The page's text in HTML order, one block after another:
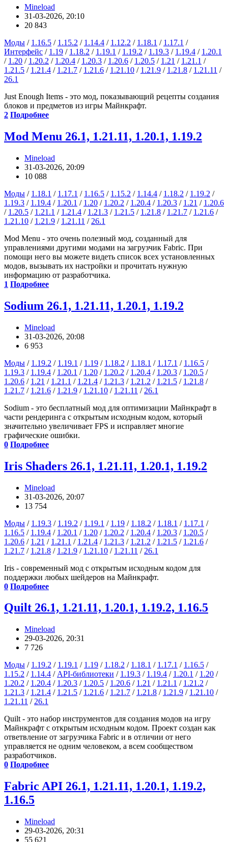
Mineload
31-03-2026, 20:10
20 843
Моды / 1.16.5 / 1.15.2 / 1.14.4 / 1.12.2 / 1.18.1 / 1.17.1 /
Интерфейс / 1.19 / 1.18.2 / 1.19.1 / 1.19.2 / 1.19.3 / 1.19.4 / 1.20.1
/ 1.20 / 1.20.2 / 1.20.4 / 1.20.3 / 1.20.6 / 1.20.5 / 1.21 / 1.21.1 /
1.21.5 / 1.21.4 / 1.21.7 / 1.21.6 / 1.21.10 / 1.21.9 / 1.21.8 / 1.21.11 /
26.1
Just Enough Items - это мод, показывающий рецепты создания
блоков и предметов из игры Майнкрафт.
2 Подробнее
Mod Menu 26.1, 1.21.11, 1.20.1, 1.19.2
Mineload
31-03-2026, 20:09
10 088
Моды / 1.18.1 / 1.17.1 / 1.16.5 / 1.15.2 / 1.14.4 / 1.18.2 / 1.19.2 /
1.19.3 / 1.19.4 / 1.20.1 / 1.20 / 1.20.2 / 1.20.4 / 1.20.3 / 1.21 / 1.20.6
/ 1.20.5 / 1.21.1 / 1.21.4 / 1.21.3 / 1.21.5 / 1.21.8 / 1.21.7 / 1.21.6 /
1.21.10 / 1.21.9 / 1.21.11 / 26.1
Mod Menu - это очень полезный мод, созданный для
управлениями другими модами на загрузчик Fabric. При
помощи него вы можете видеть список всех установленных
модов, вызывать их настройки и прочитать нужную
информацию от разработчика.
1 Подробнее
Sodium 26.1, 1.21.11, 1.20.1, 1.19.2
Mineload
31-03-2026, 20:08
6 953
Моды / 1.19.2 / 1.19.1 / 1.19 / 1.18.2 / 1.18.1 / 1.17.1 / 1.16.5 /
1.19.3 / 1.19.4 / 1.20.1 / 1.20 / 1.20.2 / 1.20.4 / 1.20.3 / 1.20.5 /
1.20.6 / 1.21 / 1.21.1 / 1.21.4 / 1.21.3 / 1.21.2 / 1.21.5 / 1.21.8 /
1.21.7 / 1.21.6 / 1.21.9 / 1.21.10 / 1.21.11 / 26.1
Sodium - это бесплатный мод для оптимизации Майнкрафт в
части рендеринга с открытым исходным кодом, который
значительно увеличивает FPS и исправляет многие
графические ошибки.
0 Подробнее
Iris Shaders 26.1, 1.21.11, 1.20.1, 1.19.2
Mineload
31-03-2026, 20:07
13 754
Моды / 1.19.3 / 1.19.2 / 1.19.1 / 1.19 / 1.18.2 / 1.18.1 / 1.17.1 /
1.16.5 / 1.19.4 / 1.20.1 / 1.20 / 1.20.2 / 1.20.4 / 1.20.3 / 1.20.5 /
1.20.6 / 1.21 / 1.21.1 / 1.21.4 / 1.21.3 / 1.21.2 / 1.21.5 / 1.21.6 /
1.21.7 / 1.21.8 / 1.21.9 / 1.21.10 / 1.21.11 / 26.1
Iris - современный мод с открытым исходным кодом для
поддержки любых шейдеров на Майнкрафт.
0 Подробнее
Quilt 26.1, 1.21.11, 1.20.1, 1.19.2, 1.16.5
Mineload
29-03-2026, 20:31
7 726
Моды / 1.19.2 / 1.19.1 / 1.19 / 1.18.2 / 1.18.1 / 1.17.1 / 1.16.5 /
1.15.2 / 1.14.4 / API-библиотеки / 1.19.3 / 1.19.4 / 1.20.1 / 1.20 /
1.20.2 / 1.20.4 / 1.20.3 / 1.20.5 / 1.20.6 / 1.21 / 1.21.1 / 1.21.2 /
1.21.3 / 1.21.4 / 1.21.5 / 1.21.6 / 1.21.7 / 1.21.8 / 1.21.9 / 1.21.10 /
1.21.11 / 26.1
Quilt - это набор инструментов для создания модов на игру
Майнкрафт с открытым исходным кодом. Проект создан как
ответвление от загрузчика Fabric и в отличии от него
управляется не одним человеком, а всем сообществом
разработчиков.
0 Подробнее
Fabric API 26.1, 1.21.11, 1.20.1, 1.19.2,
1.16.5
Mineload
29-03-2026, 20:31
55 621